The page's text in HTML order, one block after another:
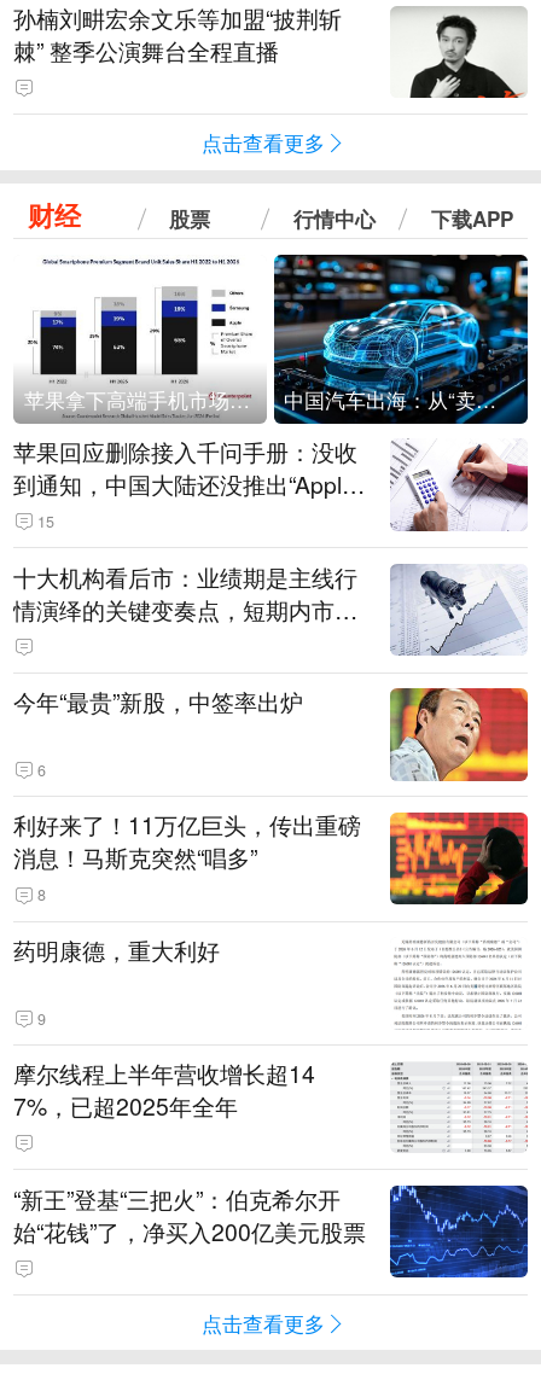
孙楠刘畊宏余文乐等加盟“披荆斩
棘” 整季公演舞台全程直播
点击查看更多
财经 股票 行情中心 下载APP
苹果拿下高端手机市场65%的份额：iPhone 17系列功不可没 中国汽车出海：从“卖出去”到“走进去”
苹果回应删除接入千问手册：没收
到通知，中国大陆还没推出“Apple
智能使用千问”功能
15
十大机构看后市：业绩期是主线行
情演绎的关键变奏点，短期内市场
或继续反弹，关注三条业绩主线
今年“最贵”新股，中签率出炉
6
利好来了！11万亿巨头，传出重磅
消息！马斯克突然“唱多”
8
药明康德，重大利好
9
摩尔线程上半年营收增长超14
7%，已超2025年全年
“新王”登基“三把火”：伯克希尔开
始“花钱”了，净买入200亿美元股票
点击查看更多